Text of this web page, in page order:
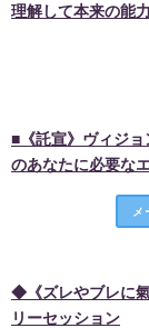
理解して本来の能
■《託宣》ヴィジ
のあなたに必要な
◆《ズレやブレに
リーセッション